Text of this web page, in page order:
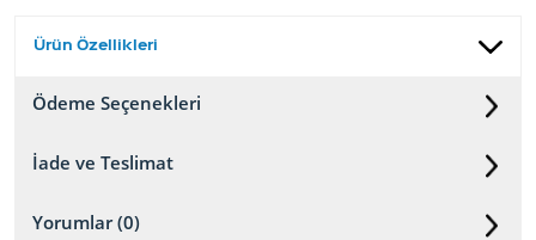
Ürün Özellikleri
Ödeme Seçenekleri
İade ve Teslimat
Yorumlar (0)